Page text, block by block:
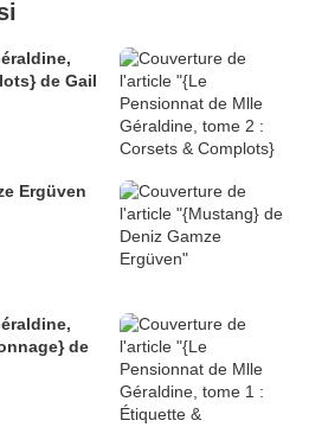
de Gail
Ergüven
de